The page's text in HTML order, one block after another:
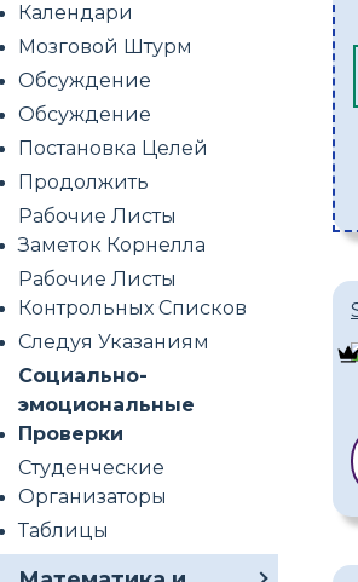
Календари
Мозговой Штурм
Обсуждение
Обсуждение
Постановка Целей
Продолжить
Рабочие Листы
Заметок Корнелла
Рабочие Листы
Контрольных Списков
Следуя Указаниям
Социально-
эмоциональные
Проверки
Студенческие
Организаторы
Таблицы